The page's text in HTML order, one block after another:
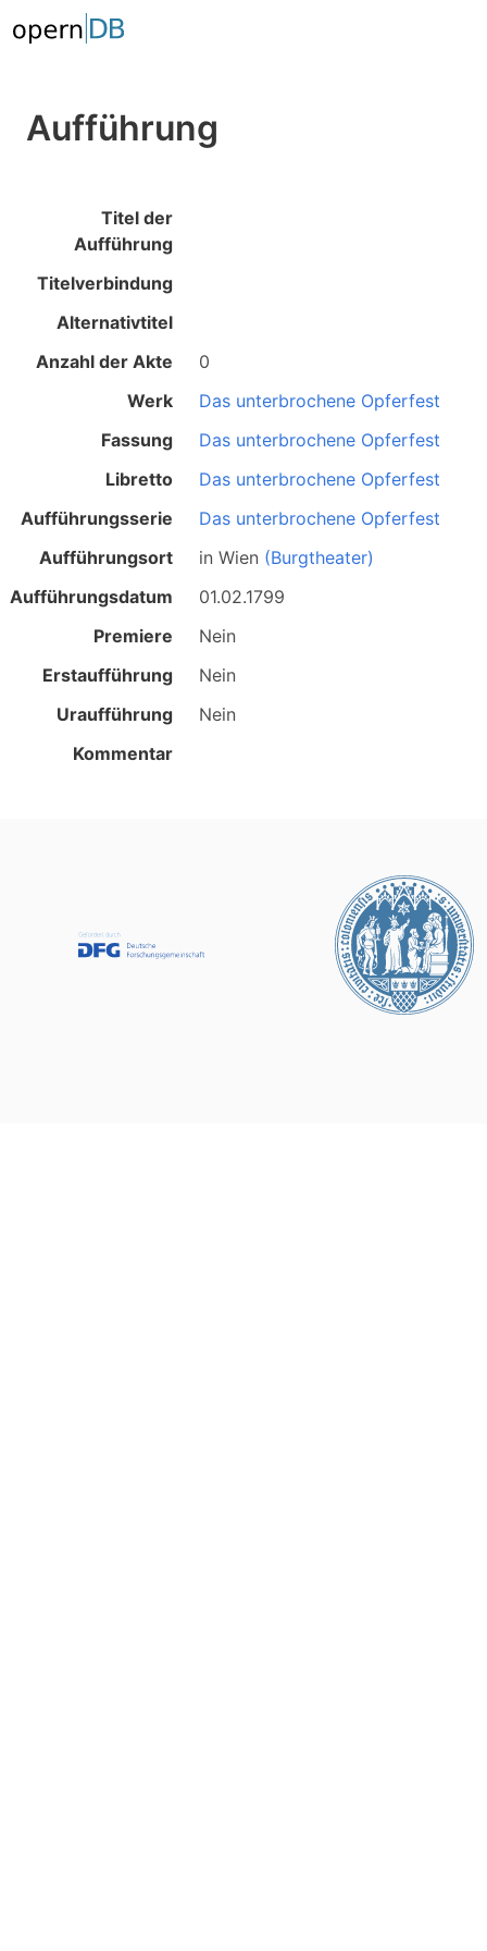
Aufführung
Titel der
Aufführung
Titelverbindung
Alternativtitel
Anzahl der Akte
0
Werk
Das unterbrochene Opferfest
Fassung
Das unterbrochene Opferfest
Libretto
Das unterbrochene Opferfest
Aufführungsserie
Das unterbrochene Opferfest
Aufführungsort
inWien (Burgtheater)
Aufführungsdatum
01.02.1799
Premiere
Nein
Erstaufführung
Nein
Uraufführung
Nein
Kommentar